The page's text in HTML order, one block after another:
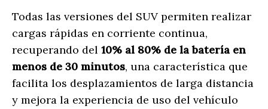
Todas las versiones del SUV permiten realizar
cargas rápidas en corriente continua,
recuperando del 10% al 80% de la batería en
menos de 30 minutos, una característica que
facilita los desplazamientos de larga distancia
y mejora la experiencia de uso del vehículo